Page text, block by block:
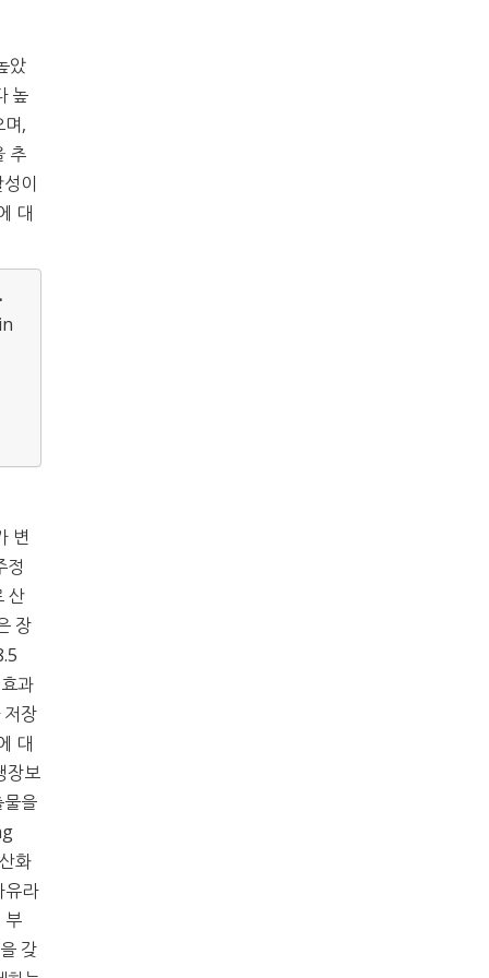
았
높
,
추
이
대
변
정
산
장
과
저장
대
장보
을
화
유라
부
갖